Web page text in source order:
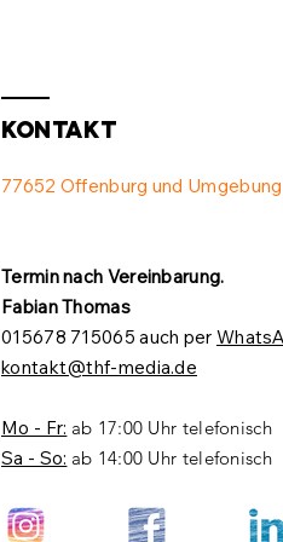
Kontakt
77652 Offenburg und Umgebung
Termin nach Vereinbarung.​
Fabian Thomas
015678 715065 auch per
kontakt@thf-media.de
Mo - Fr: ab 17:00 Uhr telefonisch
Sa - So: ab 14:00 Uhr telefonisch